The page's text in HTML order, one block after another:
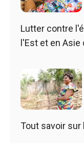
Lutter contre
l'Est et en Asie
Tout savoir sur